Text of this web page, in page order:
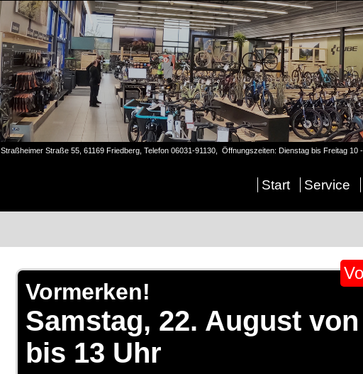
Straßheimer Straße 55, 61169 Friedberg, Telefon 06031-91130, Öffnungszeiten: Dienstag bis Freitag
Start Service
Vormerken!
Samstag, 22. August von
bis 13 Uhr